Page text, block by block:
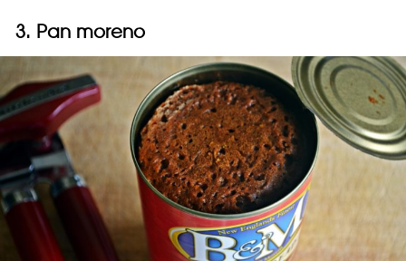
3. Pan moreno